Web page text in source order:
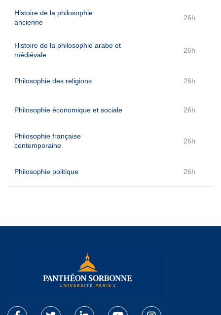
Histoire de la philosophie
ancienne
26h
Histoire de la philosophie arabe et
médiévale
26h
Philosophie des religions 26h
Philosophie économique et sociale 26h
Philosophie française
contemporaine
26h
Philosophie politique 26h